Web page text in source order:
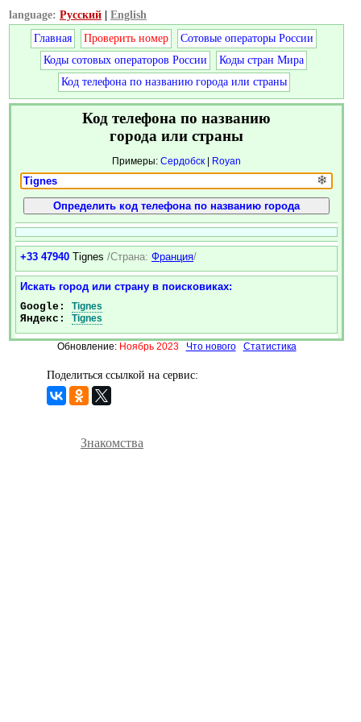
language: Русский
English
Главная
Проверить номер
Сотовые операторы России
Коды сотовых операторов России
Коды стран Мира
Код телефона по названию города или страны
Код телефона по названию
города или страны
Примеры: Сердобск | Royan
❄
+33 47940 Tignes /Страна: Франция/
Искать город или страну в поисковиках:
Google: Tignes
Яндекс: Tignes
Обновление: Ноябрь 2023 Что нового Статистика
Поделиться ссылкой на сервис:
Знакомства